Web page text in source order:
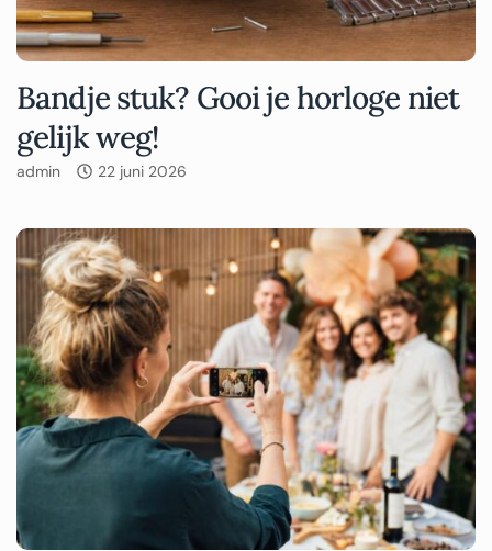
Bandje stuk? Gooi je horloge niet
gelijk weg!
admin 22 juni 2026